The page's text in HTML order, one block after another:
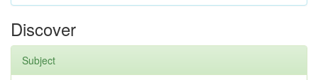
Discover
Subject